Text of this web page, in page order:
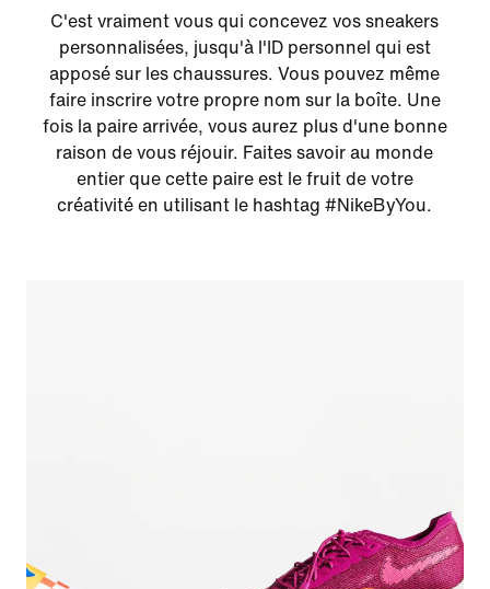
C'est vraiment vous qui concevez vos sneakers
personnalisées, jusqu'à l'ID personnel qui est
apposé sur les chaussures. Vous pouvez même
faire inscrire votre propre nom sur la boîte. Une
fois la paire arrivée, vous aurez plus d'une bonne
raison de vous réjouir. Faites savoir au monde
entier que cette paire est le fruit de votre
créativité en utilisant le hashtag #NikeByYou.